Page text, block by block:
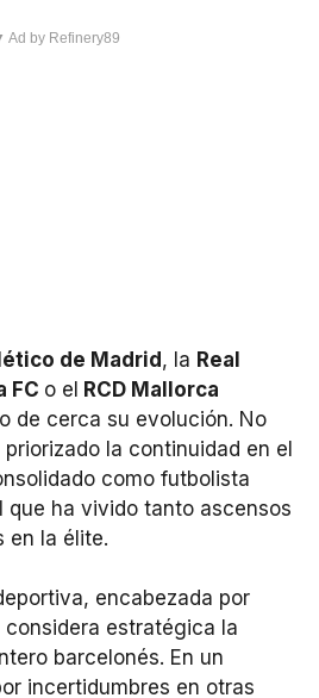
Ad by Refinery89
de Madrid, la Real
FC o el RCD Mallorca
de cerca su evolución. No
priorizado la continuidad en el
como futbolista
que ha vivido tanto ascensos
en la élite.
encabezada por
considera estratégica la
barcelonés. En un
incertidumbres en otras